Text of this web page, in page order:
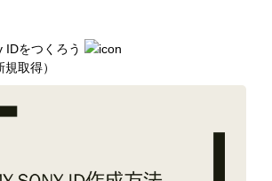
IDをつくろう
取得）